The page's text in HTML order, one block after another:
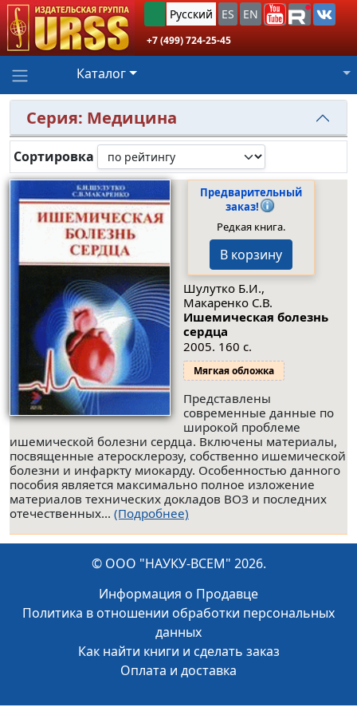
Русский ES EN
+7 (499) 724-25-45
Каталог
Серия: Медицина
Сортировка
Предварительный
заказ!
Редкая книга.
В корзину
Шулутко Б.И.,
Макаренко С.В.
Ишемическая болезнь
сердца
2005. 160 с.
Мягкая обложка
Представлены
современные данные по
широкой проблеме
ишемической болезни сердца. Включены материалы,
посвященные атеросклерозу, собственно ишемической
болезни и инфаркту миокарду. Особенностью данного
пособия является максимально полное изложение
материалов технических докладов ВОЗ и последних
отечественных... (Подробнее)
© ООО "НАУКУ-ВСЕМ" 2026.
Информация о Продавце
Политика в отношении обработки персональных
данных
Как найти книги и сделать заказ
Оплата и доставка